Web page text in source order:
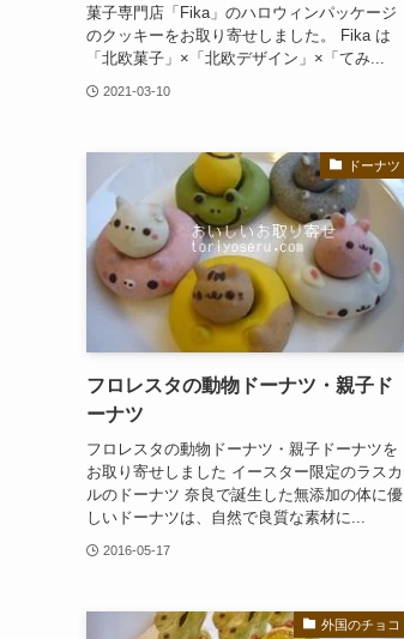
菓子専門店「Fika」のハロウィンパッケージ
のクッキーをお取り寄せしました。 Fika は
「北欧菓子」×「北欧デザイン」×「てみ...
2021-03-10
ドーナツ
フロレスタの動物ドーナツ・親子ド
ーナツ
フロレスタの動物ドーナツ・親子ドーナツを
お取り寄せしました イースター限定のラスカ
ルのドーナツ 奈良で誕生した無添加の体に優
しいドーナツは、自然で良質な素材に...
2016-05-17
外国のチョコ